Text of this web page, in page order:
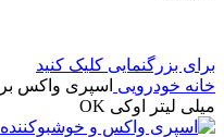
برای بزرگنمایی کلیک کنید
خانه خودرویی
میلی لیتر اوکی OK